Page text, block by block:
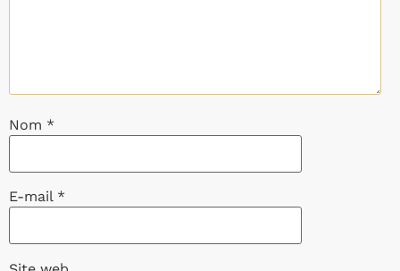
Nom *
E-mail *